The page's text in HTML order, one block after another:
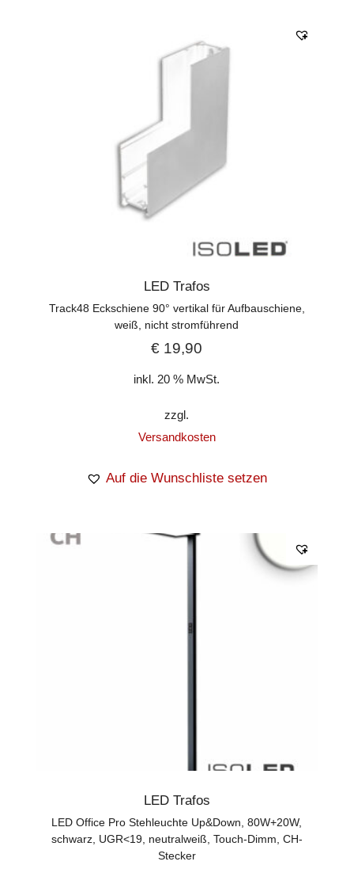
LED Trafos
Track48 Eckschiene 90° vertikal für Aufbauschiene,
weiß, nicht stromführend
€ 19,90
inkl. 20 % MwSt.
zzgl.
Versandkosten
Auf die Wunschliste setzen
LED Trafos
LED Office Pro Stehleuchte Up&Down, 80W+20W,
schwarz, UGR<19, neutralweiß, Touch-Dimm, CH-
Stecker